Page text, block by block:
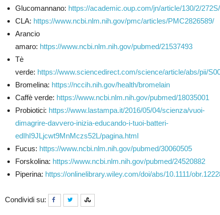
Glucomannano: https://academic.oup.com/jn/article/130/2/
CLA: https://www.ncbi.nlm.nih.gov/pmc/articles/PMC2826589/
Arancio
amaro: https://www.ncbi.nlm.nih.gov/pubmed/21537493
Tè
verde: https://www.sciencedirect.com/science/article/abs/pii/
Bromelina: https://nccih.nih.gov/health/bromelain
Caffè verde: https://www.ncbi.nlm.nih.gov/pubmed/18035001
Probiotici: https://www.lastampa.it/2016/05/04/scienza/vuoi-
dimagrire-davvero-inizia-educando-i-tuoi-batteri-
edIhI9JLjcwt9MnMczs52L/pagina.html
Fucus: https://www.ncbi.nlm.nih.gov/pubmed/30060505
Forskolina: https://www.ncbi.nlm.nih.gov/pubmed/24520882
Piperina: https://onlinelibrary.wiley.com/doi/abs/10.1111/
Condividi su: